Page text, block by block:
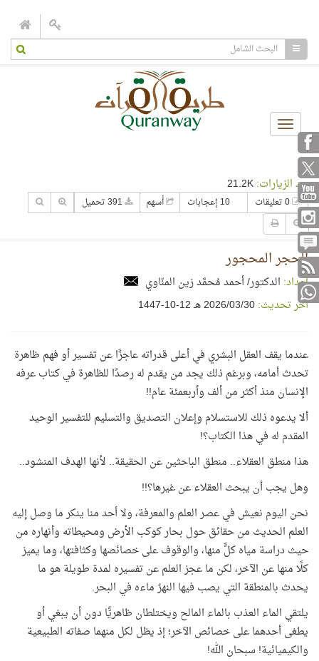
Toggle
navigation
عدد الزيارات:
10 إعجابات أسهم
الحجر المحجور
إعداد: الدكتور/ أحمد مُحمَّد زين المنّاوي
آخر تحديث:30‏/03‏/2026 هـ 12-10-1447
عندما يقف العقل البشري في أعلى قدراته عاجزًا عن تفسير أو فهم ظاهرة
تحدث أمامه، وبرغم ذلك يجد من يقدم له رصدًا للظاهرة في كتاب عرفه
الإنسان منذ أكثر من ألف وأربعمئة عام!!
ألا يدعوه ذلك للاستسلام وإعلان التصديق والتسليم للتفسير الوحيد
المقدم له في هذا الكتاب؟!
هذا منطق العقلاء.. منطق الباحثين عن الحقيقة.. لأنها الهدف المنشود..
وهل يجب أن يبحث العقلاء عن غيرها؟!!
نحن اليوم نعيش في عصر العلم والمعرفة، ولا أحد منا ينكر ما وصل إليه
العلم الحديث من حقائق حول بحار كوكب الأرض ومحيطاته وأنهاره من
حيث دراسة مياه كلٍّ منها، والوقوف على خصائصها وكثافتها، وما يميز
كلًا منها عن الآخر، لكن ما عجز العلم عن تفسيره لمدة طويلة هو ما
يحدث بالمنطقة التي يصب فيها النهرُ ماءه في البحر.
يلتقي الماء العذب بالماء المالح ويختلطان ظاهريًّا دون أن يبغي أو
يطغى أحدهما على خصائص الآخر؛ إذ يظل لكل منهما صفاته الطبيعية
والكيميائية! سبحان الله!